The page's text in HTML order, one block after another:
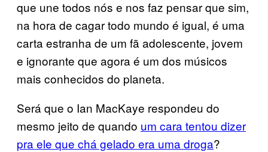
que une todos nós e nos faz pensar que sim,
na hora de cagar todo mundo é igual, é uma
carta estranha de um fã adolescente, jovem
e ignorante que agora é um dos músicos
mais conhecidos do planeta.
Será que o Ian MacKaye respondeu do
mesmo jeito de quando um cara tentou dizer
pra ele que chá gelado era uma droga?